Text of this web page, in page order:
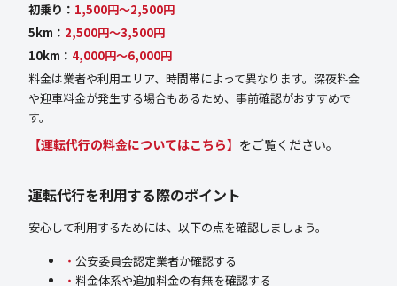
初乗り： 1,500円〜2,500円
5km： 2,500円〜3,500円
10km： 4,000円〜6,000円
料金は業者や利用エリア、時間帯によって異なります。深夜料金
や迎車料金が発生する場合もあるため、事前確認がおすすめで
す。
【運転代行の料金についてはこちら】 をご覧ください。
運転代行を利用する際のポイント
安心して利用するためには、以下の点を確認しましょう。
公安委員会認定業者か確認する
料金体系や追加料金の有無を確認する